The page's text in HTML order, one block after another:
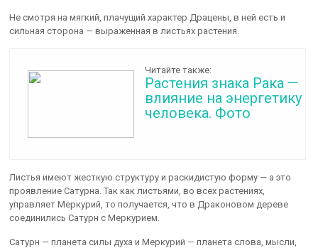
Не смотря на мягкий, плачущий характер Драцены, в ней есть и
сильная сторона — выраженная в листьях растения.
Читайте также:
Растения знака Рака —
влияние на энергетику
человека. Фото
Листья имеют жесткую структуру и раскидистую форму — а это
проявление Сатурна. Так как листьями, во всех растениях,
управляет Меркурий, то получается, что в Драконовом дереве
соединились Сатурн с Меркурием.
Сатурн — планета силы духа и Меркурий — планета слова, мысли,